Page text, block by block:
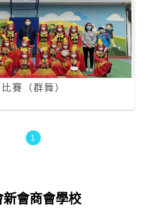
賽（群舞）
1
會商會學校